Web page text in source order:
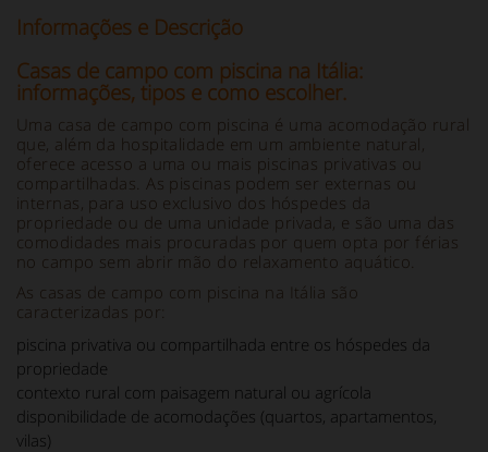
Informações e Descrição
Casas de campo com piscina na Itália:
informações, tipos e como escolher.
Uma casa de campo com piscina é uma acomodação rural
que, além da hospitalidade em um ambiente natural,
oferece acesso a uma ou mais piscinas privativas ou
compartilhadas. As piscinas podem ser externas ou
internas, para uso exclusivo dos hóspedes da
propriedade ou de uma unidade privada, e são uma das
comodidades mais procuradas por quem opta por férias
no campo sem abrir mão do relaxamento aquático.
As casas de campo com piscina na Itália são
caracterizadas por:
piscina privativa ou compartilhada entre os hóspedes da
propriedade
contexto rural com paisagem natural ou agrícola
disponibilidade de acomodações (quartos, apartamentos,
vilas)